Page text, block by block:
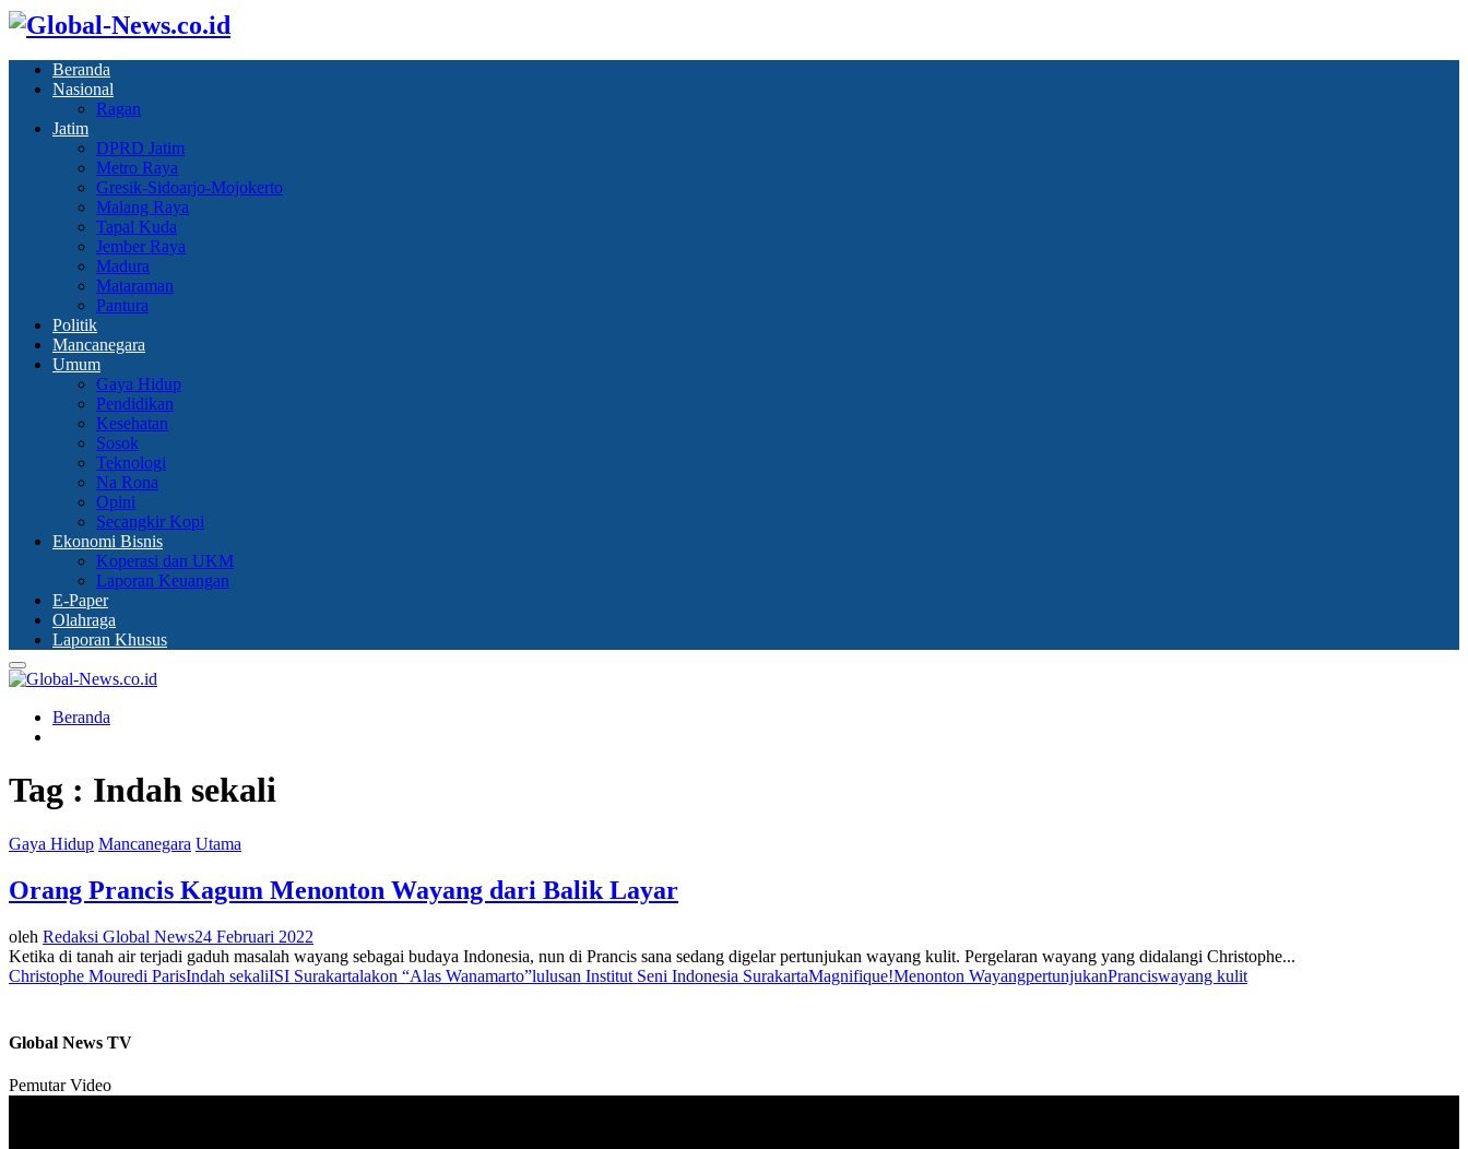
Beranda
Nasional
Ragan
Jatim
DPRD Jatim
Metro Raya
Gresik-Sidoarjo-Mojokerto
Malang Raya
Tapal Kuda
Jember Raya
Madura
Mataraman
Pantura
Politik
Mancanegara
Umum
Gaya Hidup
Pendidikan
Kesehatan
Sosok
Teknologi
Na Rona
Opini
Secangkir Kopi
Ekonomi Bisnis
Koperasi dan UKM
Laporan Keuangan
E-Paper
Olahraga
Laporan Khusus
Primary
Menu
Beranda
Tag : Indah sekali
Gaya Hidup Mancanegara Utama
Orang Prancis Kagum Menonton Wayang dari Balik Layar
oleh Redaksi Global News24 Februari 2022
Ketika di tanah air terjadi gaduh masalah wayang sebagai budaya Indonesia, nun di Prancis sana sedang digelar pertunjukan wayang kulit. Pergelaran wayang yang didalangi Christophe...
Christophe Mouredi ParisIndah sekaliISI Surakartalakon “Alas Wanamarto”lulusan Institut Seni Indonesia SurakartaMagnifique!Menonton WayangpertunjukanPranciswayang kulit
Global News TV
Pemutar Video